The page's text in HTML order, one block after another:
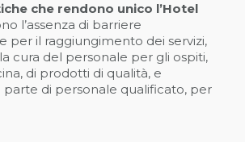
che rendono unico l’Hotel
l’assenza di barriere
per il raggiungimento dei servizi,
cura del personale per gli ospiti,
di prodotti di qualità, e
parte di personale qualificato, per